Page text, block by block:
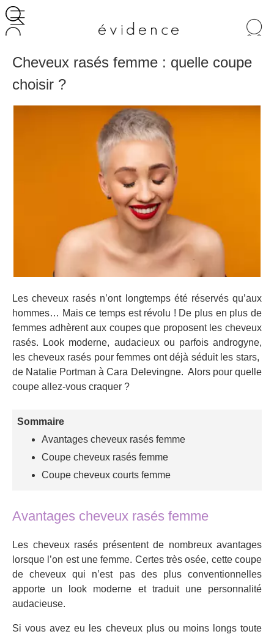
Cheveux rasés femme : quelle coupe
choisir ?
Les cheveux rasés n’ont longtemps été réservés qu’aux
hommes… Mais ce temps est révolu ! De plus en plus de
femmes adhèrent aux coupes que proposent les cheveux
rasés. Look moderne, audacieux ou parfois androgyne,
les cheveux rasés pour femmes ont déjà séduit les stars,
de Natalie Portman à Cara Delevingne. Alors pour quelle
coupe allez-vous craquer ?
Sommaire
Avantages cheveux rasés femme
Coupe cheveux rasés femme
Coupe cheveux courts femme
Avantages cheveux rasés femme
Les cheveux rasés présentent de nombreux avantages
lorsque l’on est une femme. Certes très osée, cette coupe
de cheveux qui n’est pas des plus conventionnelles
apporte un look moderne et traduit une personnalité
audacieuse.
Si vous avez eu les cheveux plus ou moins longs toute